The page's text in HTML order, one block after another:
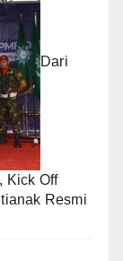
Dari
Kick Off
Resmi